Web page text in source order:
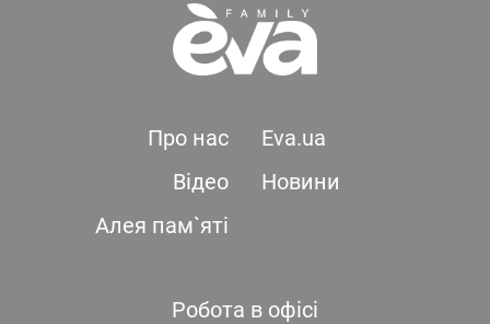
Про нас
Eva.ua
Відео
Новини
Алея пам`яті
Робота в офісі